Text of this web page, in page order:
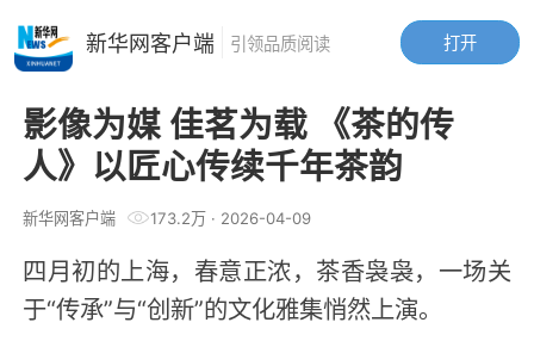
影像为媒 佳茗为载 《茶的传
人》以匠心传续千年茶韵
新华网客户端 173.2万· 2026-04-09
四月初的上海，春意正浓，茶香袅袅，一场关
于“传承”与“创新”的文化雅集悄然上演。
打开
新华网客户端 引领品质阅读